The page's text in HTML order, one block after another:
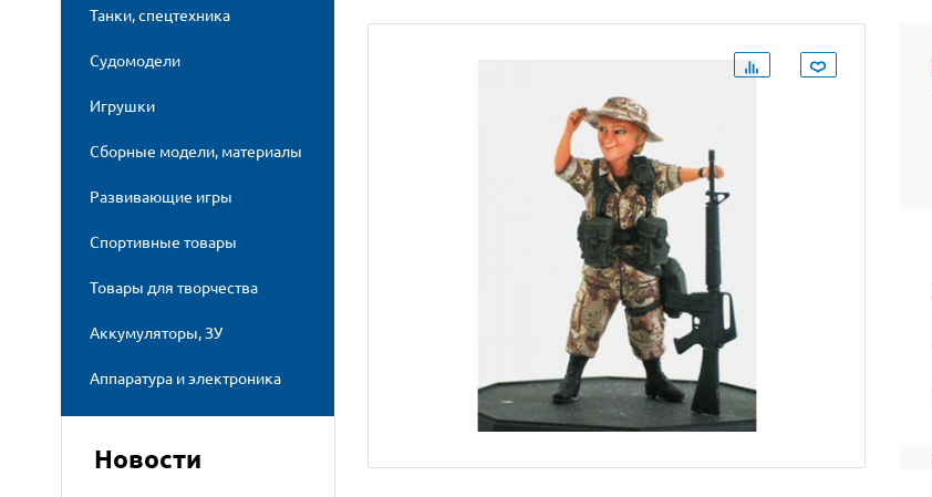
Танки, спецтехника
Судомодели
Игрушки
Сборные модели, материалы
Развивающие игры
Спортивные товары
Товары для творчества
Аккумуляторы, ЗУ
Аппаратура и электроника
Новости